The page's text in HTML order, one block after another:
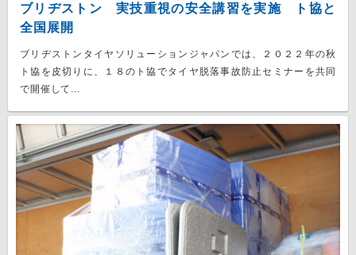
ブリヂストン 実技重視の安全講習を実施 ト協と
全国展開
ブリヂストンタイヤソリューションジャパンでは、２０２２年の秋
ト協を皮切りに、１８のト協でタイヤ脱落事故防止セミナーを共同
で開催して...